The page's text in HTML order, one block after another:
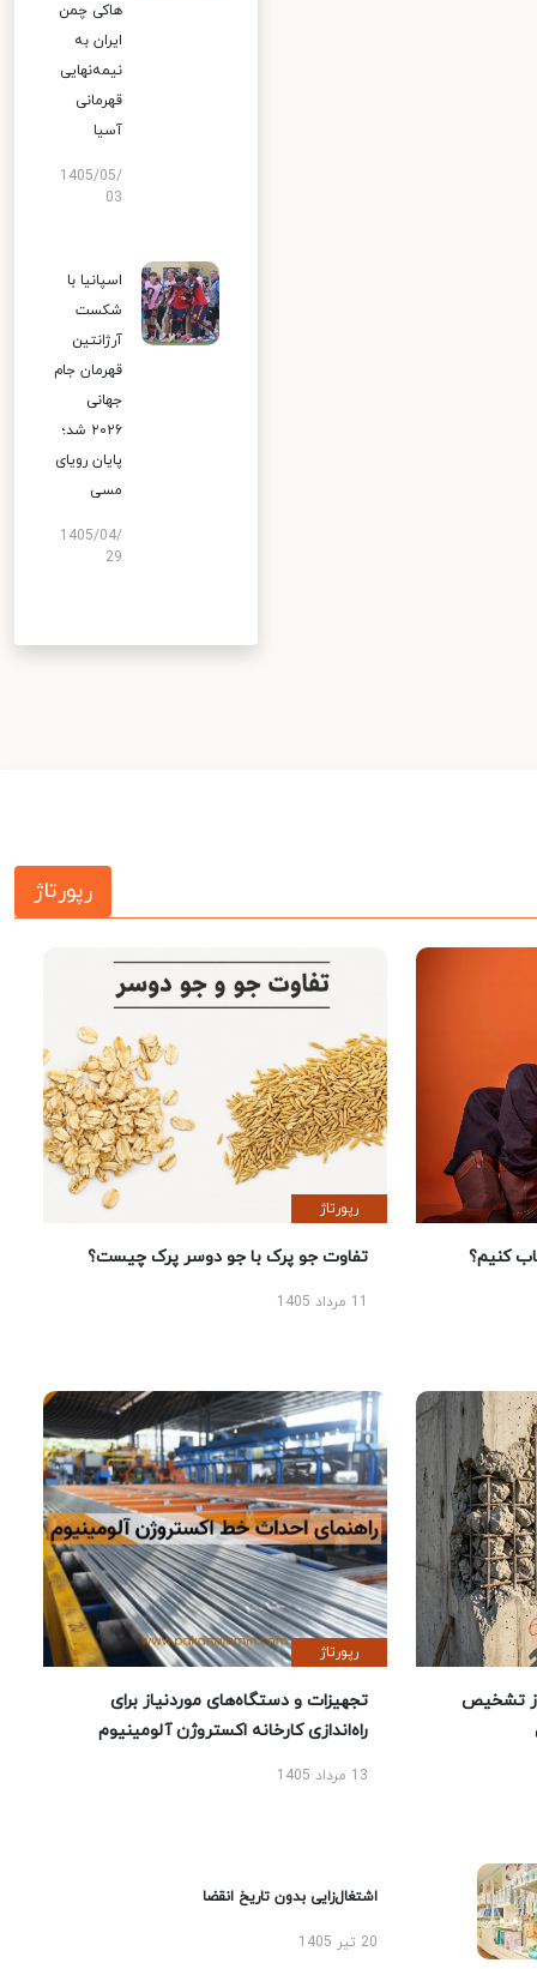
هاکی چمن
ایران به
نیمه‌نهایی
قهرمانی
آسیا
1405/05/
03
اسپانیا با
شکست
آرژانتین
قهرمان جام
جهانی
۲۰۲۶ شد؛
پایان رویای
مسی
1405/04/
29
رپورتاژ
کنیم؟
رپورتاژ
تفاوت جو پرک با جو دوسر پرک چیست؟
تشخیص
رپورتاژ
تجهیزات و دستگاه‌های موردنیاز برای
راه‌اندازی کارخانه اکستروژن آلومینیوم
13 مرداد 1405
اشتغال‌زایی بدون تاریخ انقضا
20 تیر 1405